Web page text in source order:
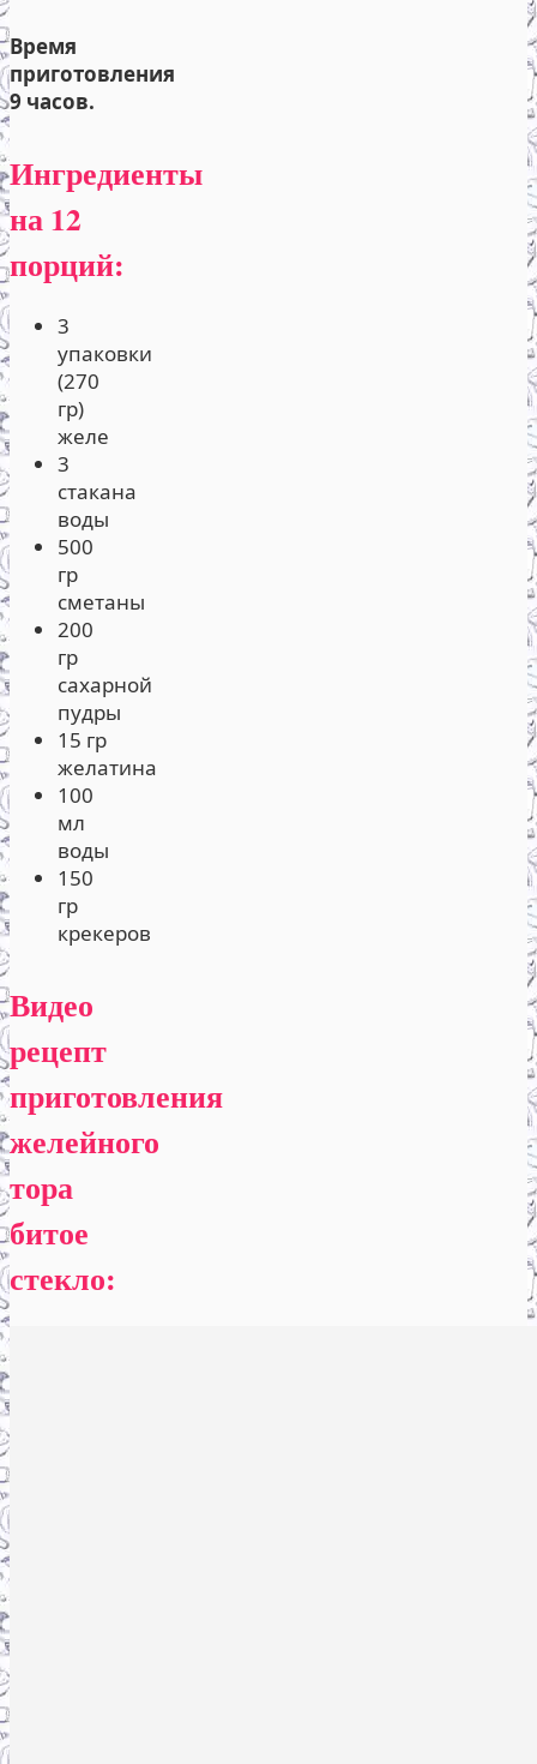
Время
приготовления
9 часов.
Ингредиенты
на 12
порций:
3
упаковки
(270
гр)
желе
3
стакана
воды
500
гр
сметаны
200
гр
сахарной
пудры
15 гр
желатина
100
мл
воды
150
гр
крекеров
Видео
рецепт
приготовления
желейного
тора
битое
стекло: